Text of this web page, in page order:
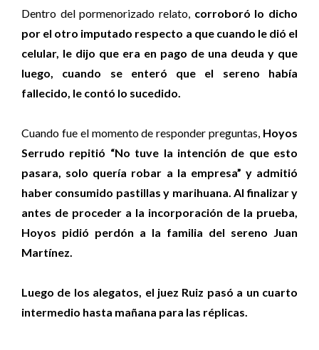
Dentro del pormenorizado relato, corroboró lo dicho
por el otro imputado respecto a que cuando le dió el
celular, le dijo que era en pago de una deuda y que
luego, cuando se enteró que el sereno había
fallecido, le contó lo sucedido.
Cuando fue el momento de responder preguntas, Hoyos
Serrudo repitió “No tuve la intención de que esto
pasara, solo quería robar a la empresa” y admitió
haber consumido pastillas y marihuana. Al finalizar y
antes de proceder a la incorporación de la prueba,
Hoyos pidió perdón a la familia del sereno Juan
Martínez.
Luego de los alegatos, el juez Ruiz pasó a un cuarto
intermedio hasta mañana para las réplicas.